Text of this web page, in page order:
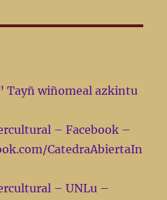
Tayñ wiñomeal azkintu
– Facebook –
CatedraAbiertaIn
– UNLu –